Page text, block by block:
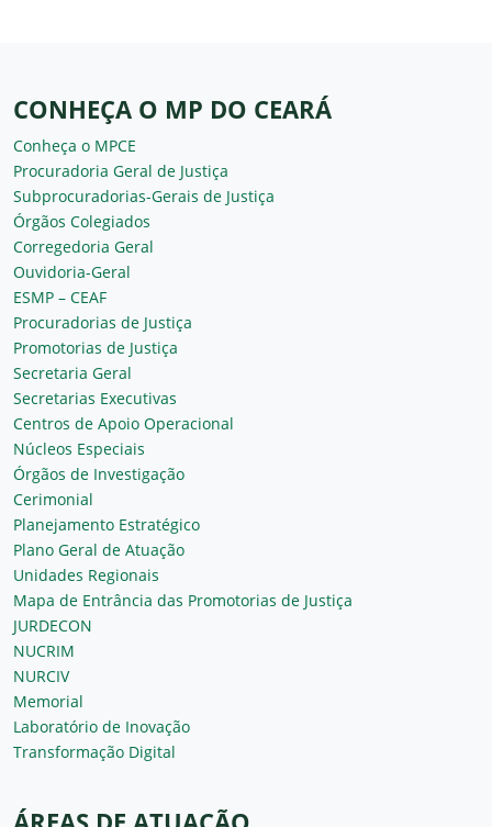
CONHEÇA O MP DO CEARÁ
Conheça o MPCE
Procuradoria Geral de Justiça
Subprocuradorias-Gerais de Justiça
Órgãos Colegiados
Corregedoria Geral
Ouvidoria-Geral
ESMP – CEAF
Procuradorias de Justiça
Promotorias de Justiça
Secretaria Geral
Secretarias Executivas
Centros de Apoio Operacional
Núcleos Especiais
Órgãos de Investigação
Cerimonial
Planejamento Estratégico
Plano Geral de Atuação
Unidades Regionais
Mapa de Entrância das Promotorias de Justiça
JURDECON
NUCRIM
NURCIV
Memorial
Laboratório de Inovação
Transformação Digital